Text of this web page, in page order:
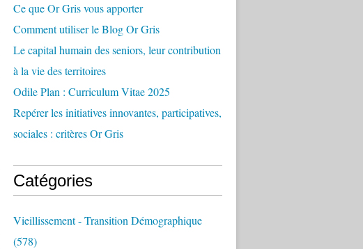
Ce que Or Gris vous apporter
Comment utiliser le Blog Or Gris
Le capital humain des seniors, leur contribution
à la vie des territoires
Odile Plan : Curriculum Vitae 2025
Repérer les initiatives innovantes, participatives,
sociales : critères Or Gris
Catégories
Vieillissement - Transition Démographique
(578)